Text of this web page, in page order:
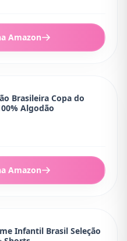
Amazon
Brasileira Copa do
Algodão
Amazon
Infantil Brasil Seleção